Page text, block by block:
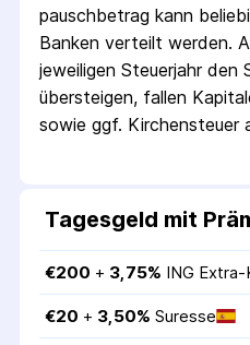
pausch­betrag kann
Banken verteilt werden.
jeweiligen Steuerjahr den
übersteigen, fallen
sowie ggf. Kirchensteuer
Tagesgeld mit
€200 + 3,75% ING Extra-
€20 + 3,50% Suresse